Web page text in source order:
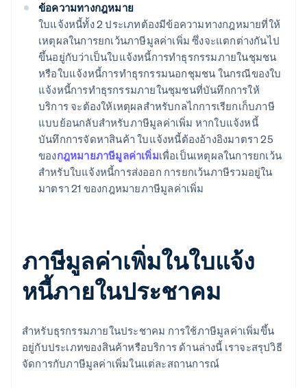
ข้อความทางกฎหมาย
ใบแจ้งหนี้ทั้ง 2 ประเภทต้องมีข้อความทางกฎหมายที่ให้
เหตุผลในการยกเว้นภาษีมูลค่าเพิ่ม ซึ่งจะแตกต่างกันไป
ขึ้นอยู่กับว่าเป็นใบแจ้งหนี้การทำธุรกรรมภายในชุมชน
หรือใบแจ้งหนี้การทำธุรกรรมนอกชุมชน ในกรณีของใบ
แจ้งหนี้การทำธุรกรรมภายในชุมชนที่บันทึกการให้
บริการ จะต้องให้เหตุผลสำหรับกลไกการเรียกเก็บภาษี
แบบย้อนกลับสำหรับภาษีมูลค่าเพิ่ม หากใบแจ้งหนี้
บันทึกการจัดหาสินค้า ใบแจ้งหนี้ต้องอ้างอิงมาตรา 25
ของกฎหมายภาษีมูลค่าเพิ่มเพื่อเป็นเหตุผลในการยกเว้น
สำหรับใบแจ้งหนี้การส่งออก การยกเว้นภาษีรวมอยู่ใน
มาตรา 21 ของกฎหมายภาษีมูลค่าเพิ่ม
ภาษีมูลค่าเพิ่มในใบแจ้ง
หนี้ภายในประชาคม
สำหรับธุรกรรมภายในประชาคม การใช้ภาษีมูลค่าเพิ่มขึ้น
อยู่กับประเภทของสินค้าหรือบริการ ด้านล่างนี้ เราจะสรุปวิธี
จัดการกับภาษีมูลค่าเพิ่มในแต่ละสถานการณ์